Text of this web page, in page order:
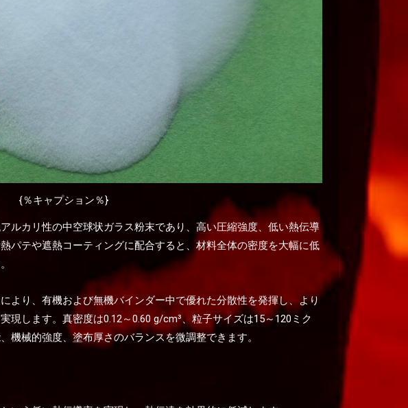
{％キャプション％}
ルカリ性の中空球状ガラス粉末であり、高い圧縮強度、低い熱伝導
パテや遮熱コーティングに配合すると、材料全体の密度を大幅に低
より、有機および無機バインダー中で優れた分散性を発揮し、より
現します。真密度は0.12～0.60 g/cm³、粒子サイズは15～120ミク
機械的強度、塗布厚さのバランスを微調整できます。